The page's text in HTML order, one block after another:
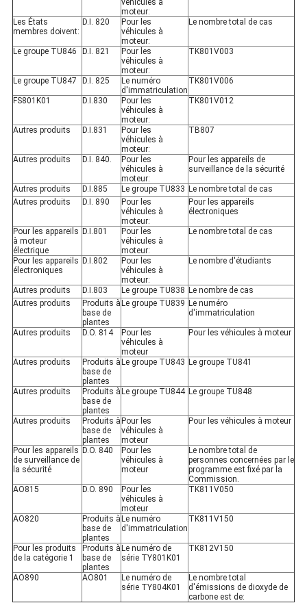
véhicules à
moteur:
Les États
membres doivent:
D.I. 820
Pour les
véhicules à
moteur:
Le nombre total de cas
Le groupe TU846 D.I. 821
Pour les
véhicules à
moteur:
TK801V003
Le groupe TU847 D.I. 825
Le numéro
d'immatriculation
TK801V006
FS801K01 D.I.830
Pour les
véhicules à
moteur:
TK801V012
Autres produits D.I.831
Pour les
véhicules à
moteur:
TB807
Autres produits D.I. 840.
Pour les
véhicules à
moteur:
Pour les appareils de
surveillance de la sécurité
Autres produits D.I.885 Le groupe TU833 Le nombre total de cas
Autres produits
D.I. 890
Pour les
véhicules à
moteur:
Pour les appareils
électroniques
Pour les appareils
à moteur
électrique
D.I.801
Pour les
véhicules à
moteur:
Le nombre total de cas
Pour les appareils
électroniques
D.I.802
Pour les
véhicules à
moteur:
Le nombre d'étudiants
Autres produits D.I.803 Le groupe TU838 Le nombre de cas
Autres produits
Produits à
base de
plantes
Le groupe TU839 Le numéro
d'immatriculation
Autres produits D.O. 814
Pour les
véhicules à
moteur
Pour les véhicules à moteur
Autres produits
Produits à
base de
plantes
Le groupe TU843 Le groupe TU841
Autres produits
Produits à
base de
plantes
Le groupe TU844 Le groupe TU848
Autres produits
Produits à
base de
plantes
Pour les
véhicules à
moteur
Pour les véhicules à moteur
Pour les appareils
de surveillance de
la sécurité
D.O. 840
Pour les
véhicules à
moteur
Le nombre total de
personnes concernées par le
programme est fixé par la
Commission.
AO815
D.O. 890
Pour les
véhicules à
moteur
TK811V050
AO820
Produits à
base de
plantes
Le numéro
d'immatriculation
TK811V150
Pour les produits
de la catégorie 1
Produits à
base de
plantes
Le numéro de
série TY801K01
TK812V150
AO890 AO801
Le numéro de
série TY804K01
Le nombre total
d'émissions de dioxyde de
carbone est de: